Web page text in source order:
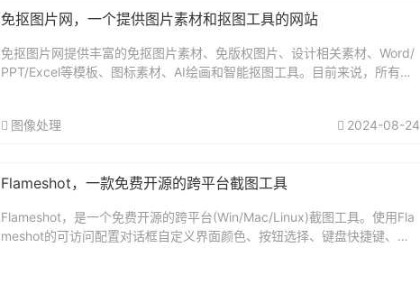
免抠图片网，一个提供图片素材和抠图工具的网站
免抠图片网提供丰富的免抠图片素材、免版权图片、设计相关素材、Word/
PPT/Excel等模板、图标素材、AI绘画和智能抠图工具。目前来说，所有功
图像处理 2024-08-24
Flameshot，一款免费开源的跨平台截图工具
Flameshot，是一个免费开源的跨平台(Win/Mac/Linux)截图工具。使用Fla
meshot的可访问配置对话框自定义界面颜色、按钮选择、键盘快捷键、图